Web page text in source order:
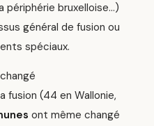
périphérie bruxelloise…)
général de fusion ou
spéciaux.
fusion (44 en Wallonie,
ont même changé